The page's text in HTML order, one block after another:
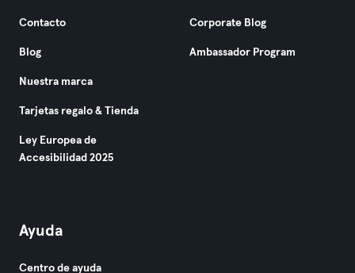
Contacto
Blog
Nuestra marca
Tarjetas regalo & Tienda
Ley Europea de
Accesibilidad 2025
Corporate Blog
Ambassador Program
Ayuda
Centro de ayuda